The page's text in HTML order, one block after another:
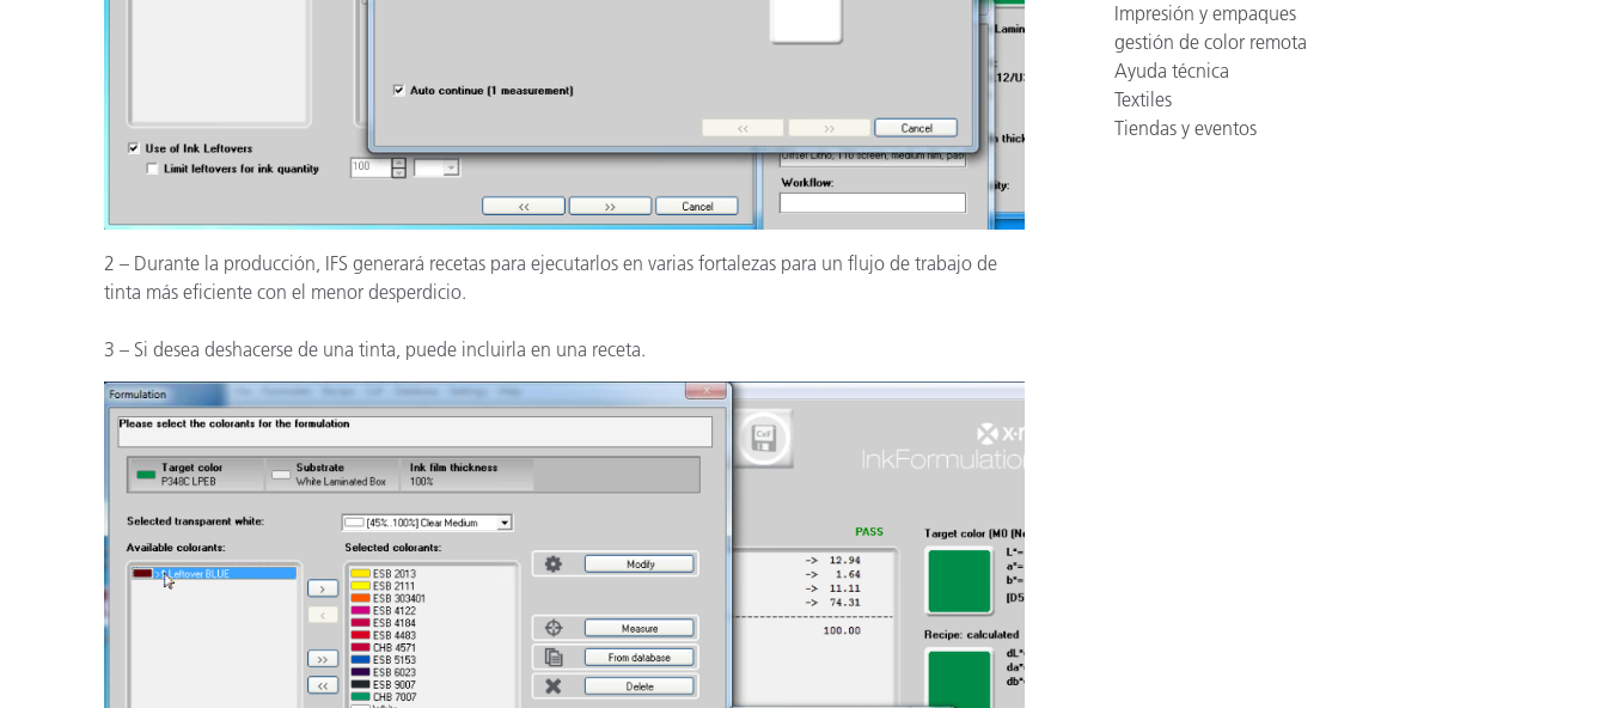
2 – Durante la producción, IFS generará recetas para ejecutarlos en varias fortalezas para un flujo de trabajo de
tinta más eficiente con el menor desperdicio.
3 – Si desea deshacerse de una tinta, puede incluirla en una receta.
Impresión y empaques
gestión de color remota
Ayuda técnica
Textiles
Tiendas y eventos